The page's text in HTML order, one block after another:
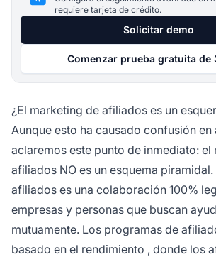
requiere tarjeta de crédito.
Solicitar demo
Comenzar prueba gratuita de
¿El marketing de afiliados es un
Aunque esto ha causado confusión en
aclaremos este punto de inmediato: el
afiliados NO es un esquema piramidal
afiliados es una colaboración 100%
empresas y personas que buscan
mutuamente. Los programas de
basado en el rendimiento , donde los